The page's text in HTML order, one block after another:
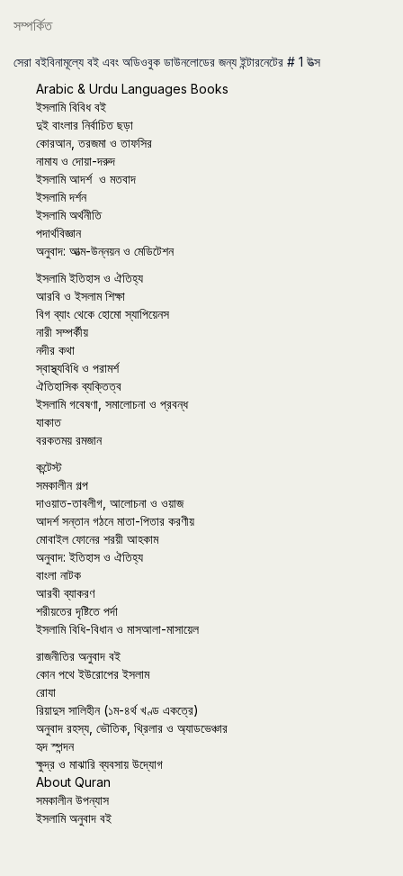
সম্পর্কিত
সেরা বইবিনামূল্যে বই এবং অডিওবুক ডাউনলোডের জন্য ইন্টারনেটের # 1 উত্স
Arabic & Urdu Languages Books
ইসলামি বিবিধ বই
দুই বাংলার নির্বাচিত ছড়া
কোরআন, তরজমা ও তাফসির
নামায ও দোয়া-দরুদ
ইসলামি আদর্শ ও মতবাদ
ইসলামি দর্শন
ইসলামি অর্থনীতি
পদার্থবিজ্ঞান
অনুবাদ: আত্ম-উন্নয়ন ও মেডিটেশন
ইসলামি ইতিহাস ও ঐতিহ্য
আরবি ও ইসলাম শিক্ষা
বিগ ব্যাং থেকে হোমো স্যাপিয়েনস
নারী সম্পর্কীয়
নদীর কথা
স্বাস্থ্যবিধি ও পরামর্শ
ঐতিহাসিক ব্যক্তিত্ব
ইসলামি গবেষণা, সমালোচনা ও প্রবন্ধ
যাকাত
বরকতময় রমজান
কন্টেস্ট
সমকালীন গল্প
দাওয়াত-তাবলীগ, আলোচনা ও ওয়াজ
আদর্শ সন্তান গঠনে মাতা-পিতার করণীয়
মোবাইল ফোনের শরয়ী আহকাম
অনুবাদ: ইতিহাস ও ঐতিহ্য
বাংলা নাটক
আরবী ব্যাকরণ
শরীয়তের দৃষ্টিতে পর্দা
ইসলামি বিধি-বিধান ও মাসআলা-মাসায়েল
রাজনীতির অনুবাদ বই
কোন পথে ইউরোপের ইসলাম
রোযা
রিয়াদুস সালিহীন (১ম-৪র্থ খণ্ড একত্রে)
অনুবাদ রহস্য, ভৌতিক, থ্রিলার ও অ্যাডভেঞ্চার
হৃদ স্পন্দন
ক্ষুদ্র ও মাঝারি ব্যবসায় উদ্যোগ
About Quran
সমকালীন উপন্যাস
ইসলামি অনুবাদ বই